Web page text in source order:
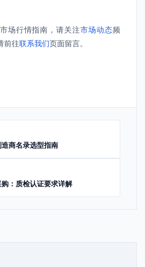
场行情指南，请关注市场动态频
前往联系我们页面留言。
商名录选型指南
：质检认证要求详解